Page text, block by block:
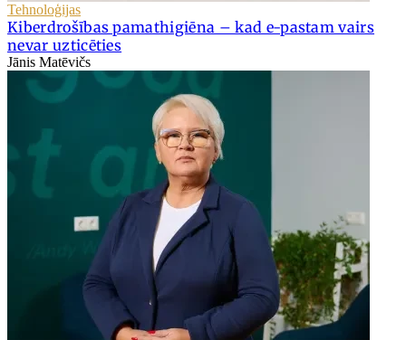
Tehnoloģijas
Kiberdrošības pamathigiēna – kad e-pastam vairs
nevar uzticēties
Jānis Matēvičs